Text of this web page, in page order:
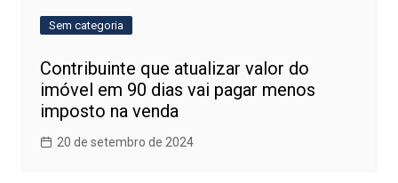
Sem categoria
Contribuinte que atualizar valor do
imóvel em 90 dias vai pagar menos
imposto na venda
20 de setembro de 2024